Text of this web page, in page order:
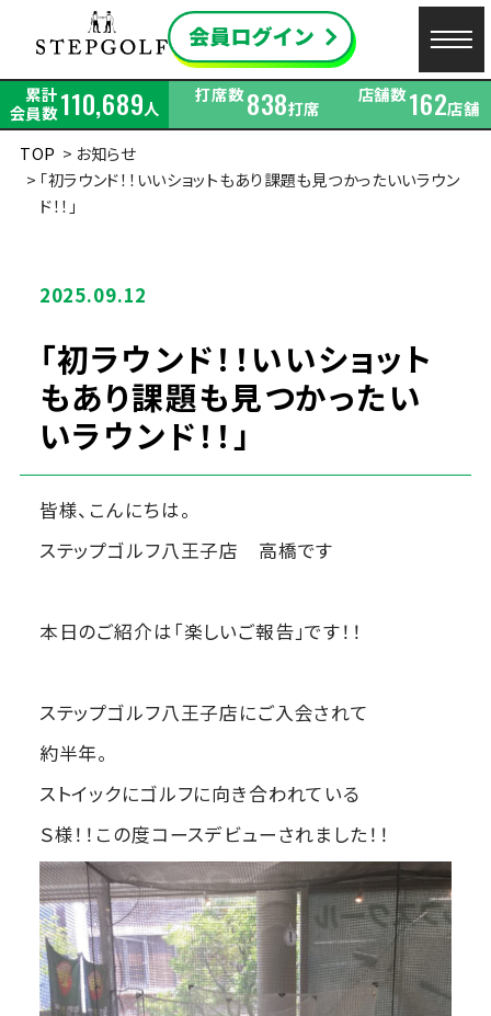
累計
会員数110,689人
打席数838打席
店舗数162店舗
TOP
お知らせ
「初ラウンド！！いいショットもあり課題も見つかったいいラウン
ド！！」
2025.09.12
「初ラウンド！！いいショット
もあり課題も見つかったい
いラウンド！！」
皆様、こんにちは。
ステップゴルフ八王子店 高橋です
本日のご紹介は「楽しいご報告」です！！
ステップゴルフ八王子店にご入会されて
約半年。
ストイックにゴルフに向き合われている
Ｓ様！！この度コースデビューされました！！